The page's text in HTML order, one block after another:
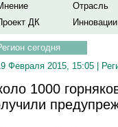
Отрасль
ДК
Инновации
сегодня
Февраля 2015, 15:05 |
1000